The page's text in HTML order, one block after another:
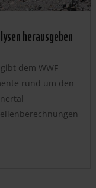
herausgeben
dem WWF
rund um den